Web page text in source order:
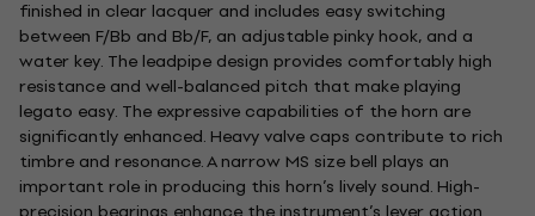
finished in clear lacquer and includes easy switching
between F/Bb and Bb/F, an adjustable pinky hook, and a
water key. The leadpipe design provides comfortably high
resistance and well-balanced pitch that make playing
legato easy. The expressive capabilities of the horn are
significantly enhanced. Heavy valve caps contribute to rich
timbre and resonance. A narrow MS size bell plays an
important role in producing this horn’s lively sound. High-